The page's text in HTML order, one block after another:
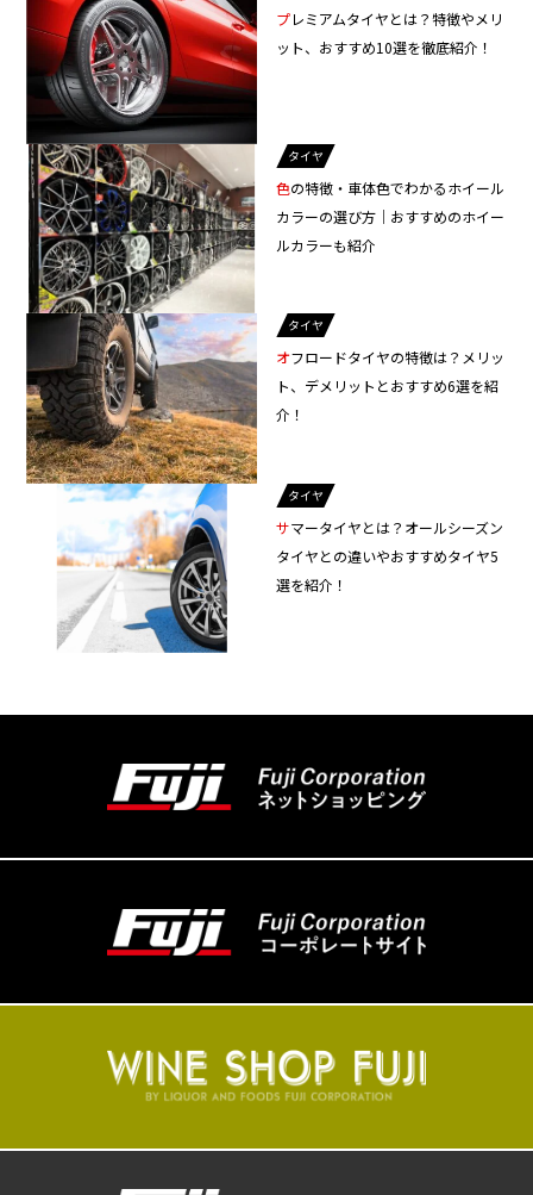
プレミアムタイヤとは？特徴やメリ
ット、おすすめ10選を徹底紹介！
タイヤ
色の特徴・車体色でわかるホイール
カラーの選び方｜おすすめのホイー
ルカラーも紹介
タイヤ
オフロードタイヤの特徴は？メリッ
ト、デメリットとおすすめ6選を紹
介！
タイヤ
サマータイヤとは？オールシーズン
タイヤとの違いやおすすめタイヤ5
選を紹介！